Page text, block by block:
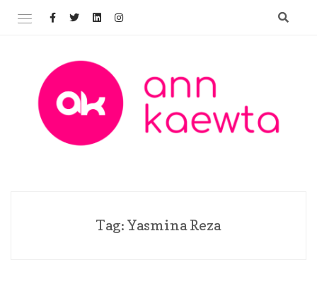
Tag: Yasmina Reza